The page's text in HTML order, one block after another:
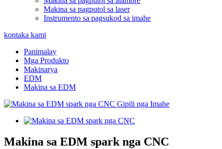
Makina sa pagputol sa laser
Instrumento sa pagsukod sa imahe
kontaka kami
Panimalay
Mga Produkto
Makinarya
EDM
Makina sa EDM
Makina sa EDM spark nga CNC